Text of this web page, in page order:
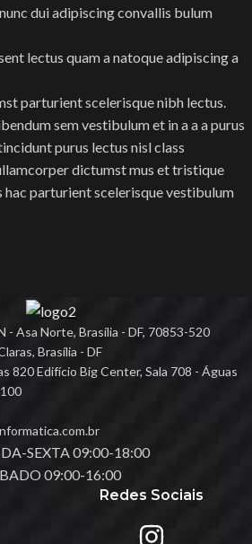
dui adipiscing convallis bulum
lectus quam a natoque adipiscing a
parturient scelerisque nibh lectus.
sem vestibulum et in a a a purus
purus lectus nisl class
dictumst mus et tristique
hac parturient scelerisque vestibulum
- Asa Norte, Brasília - DF, 70853-520
Brasília - DF
820 Edifício Big Center, Sala 708 - Águas
SEXTA 09:00-18:00
09:00-16:00
Redes Sociais